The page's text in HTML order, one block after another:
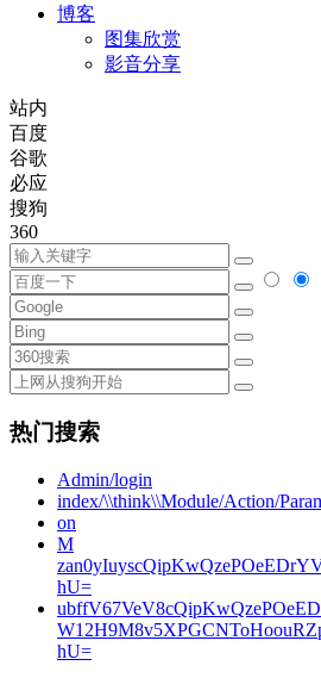
博客
图集欣赏
影音分享
站内
百度
谷歌
必应
搜狗
360
热门搜索
Admin/login
index/\\think\\Module/Action/
on
M
hU=
hU=